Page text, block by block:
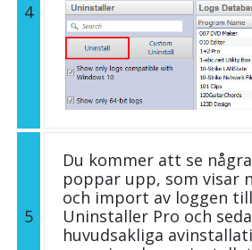
4
5
Du kommer att se
poppar upp, som visar
och import av loggen
Uninstaller Pro och
huvudsakliga